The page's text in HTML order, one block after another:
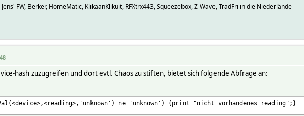
Jens' FW, Berker, HomeMatic, KlikaanKlikuit, RFXtrx443, Squeezebox, Z-Wave, TradFri in die Niederlände
hash zuzugreifen und dort evtl. Chaos zu stiften, bietet sich folgende Abfrage an:
ne 'unknown') {print "nicht vorhandenes reading";}